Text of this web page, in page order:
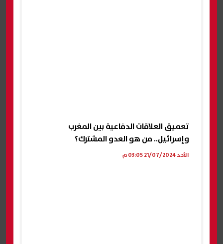
تعميق العلاقات الدفاعية بين المغرب
وإسرائيل.. من هو العدو المشترك؟
الأحد 21/07/2024 03:05 م